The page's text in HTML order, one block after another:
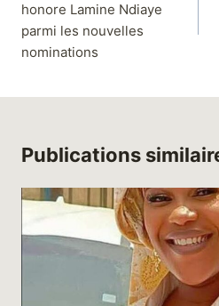
honore Lamine Ndiaye
parmi les nouvelles
nominations
Publications